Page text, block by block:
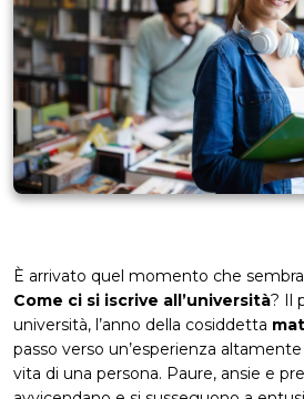
È arrivato quel momento che
Come ci si iscrive all’università? Il
università, l’anno della cosiddetta
passo verso un’esperienza
vita di una persona. Paure, ansie e